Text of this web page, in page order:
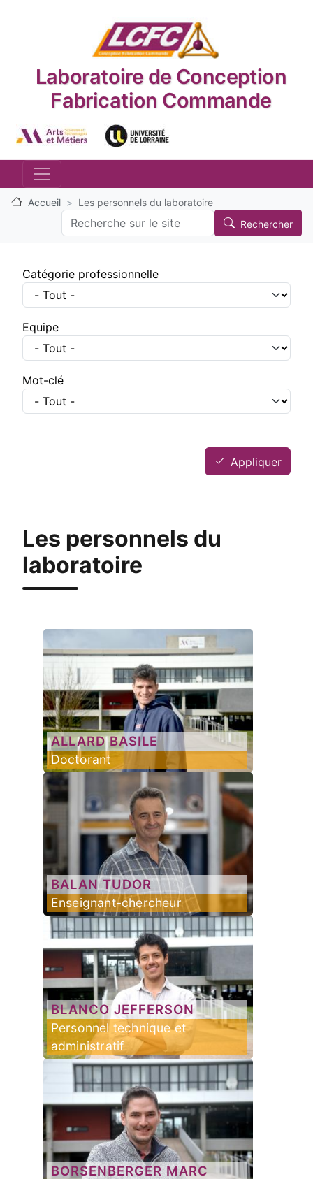
Laboratoire de Conception
Fabrication Commande
Logo_image Logo_image
Accueil Les personnels du laboratoire
Search Rechercher
Les personnels du
laboratoire
ALLARD BASILE
Doctorant
BALAN TUDOR
Enseignant-chercheur
BLANCO JEFFERSON
Personnel technique et
administratif
BORSENBERGER MARC
Catégorie professionnelle
Equipe
Mot-clé
Appliquer